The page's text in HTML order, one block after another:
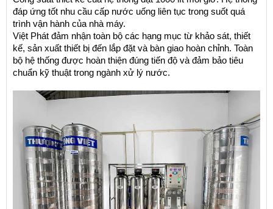
đáp ứng tốt nhu cầu cấp nước uống liên tục trong suốt quá
trình vận hành của nhà máy.
Việt Phát đảm nhận toàn bộ các hạng mục từ khảo sát, thiết
kế, sản xuất thiết bị đến lắp đặt và bàn giao hoàn chỉnh. Toàn
bộ hệ thống được hoàn thiện đúng tiến độ và đảm bảo tiêu
chuẩn kỹ thuật trong ngành xử lý nước.